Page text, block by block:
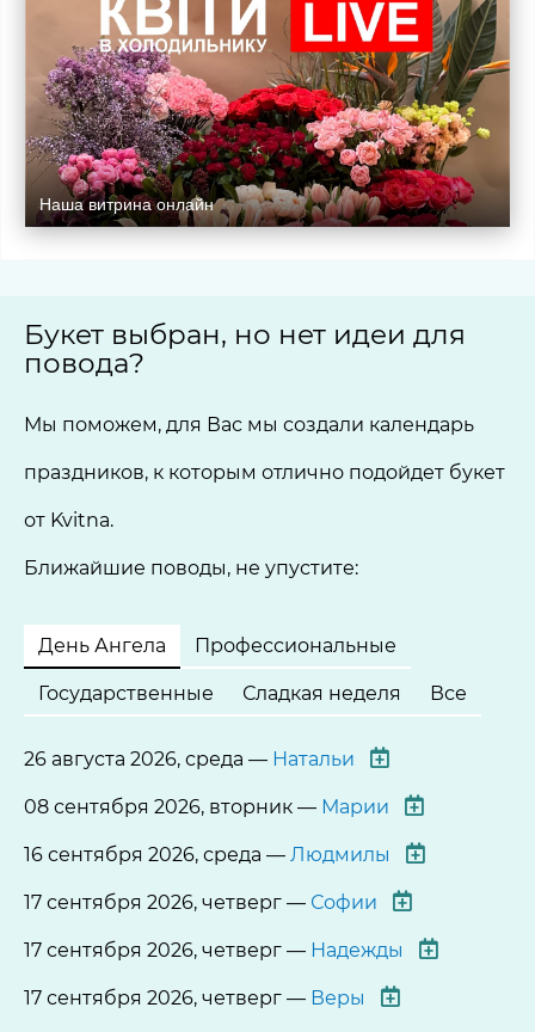
Наша витрина онлайн
Букет выбран, но нет идеи для
повода?
Мы поможем, для Вас мы создали календарь
праздников, к которым отлично подойдет букет
от Kvitna.
Ближайшие поводы, не упустите:
День Ангела Профессиональные
Государственные Сладкая неделя Все
26 августа 2026, среда — Натальи
08 сентября 2026, вторник — Марии
16 сентября 2026, среда — Людмилы
17 сентября 2026, четверг — Софии
17 сентября 2026, четверг — Надежды
17 сентября 2026, четверг — Веры